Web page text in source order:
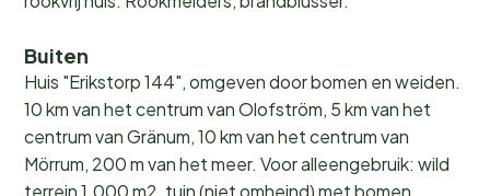
Buiten
Huis "Erikstorp 144", omgeven door bomen en weiden.
10 km van het centrum van Olofström, 5 km van het
centrum van Gränum, 10 km van het centrum van
Mörrum, 200 m van het meer. Voor alleengebruik: wild
terrein 1.000 m2, tuin (niet omheind) met bomen.